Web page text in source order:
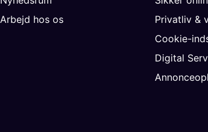
Arbejd hos os
Privatliv &
Cookie-
Digital